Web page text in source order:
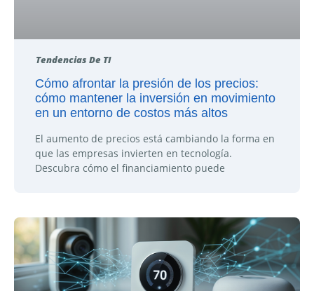
Tendencias De TI
Cómo afrontar la presión de los precios:
cómo mantener la inversión en movimiento
en un entorno de costos más altos
El aumento de precios está cambiando la forma en
que las empresas invierten en tecnología.
Descubra cómo el financiamiento puede